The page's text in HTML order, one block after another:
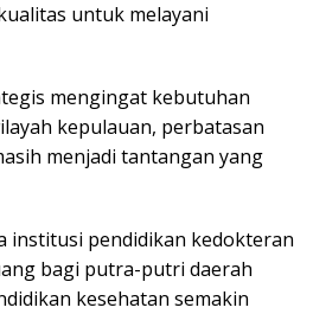
untuk melayani
mengingat kebutuhan
kepulauan, perbatasan
menjadi tantangan yang
institusi pendidikan kedokteran
bagi putra-putri daerah
kesehatan semakin